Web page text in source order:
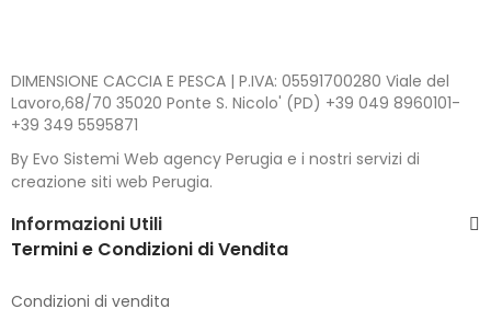
DIMENSIONE CACCIA E PESCA | P.IVA: 05591700280 Viale del
Lavoro,68/70 35020 Ponte S. Nicolo' (PD) +39 049 8960101-
+39 349 5595871
By Evo Sistemi Web agency Perugia e i nostri servizi di
creazione siti web Perugia.
Informazioni Utili
Termini e Condizioni di Vendita
Condizioni di vendita